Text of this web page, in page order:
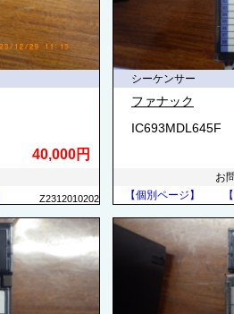
40,000円
Z2312010202
シーケンサー
ファナック
IC693MDL645F
お
【個別ページ】